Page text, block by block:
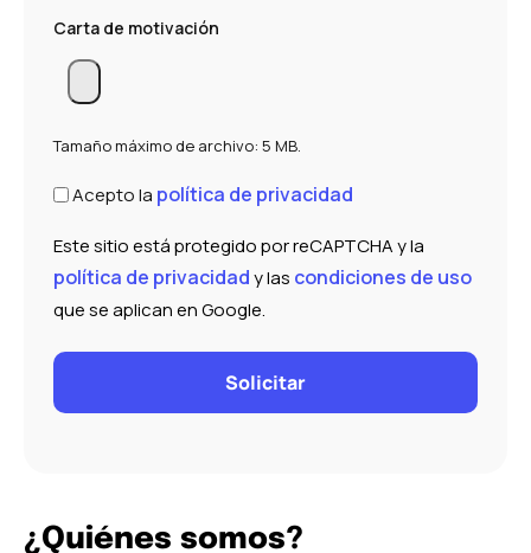
¿Quiénes somos?
Carta de motivación
Tamaño máximo de archivo: 5 MB.
Política
privacidad
(Obligatorio)
Acepto la política de privacidad
Este sitio está protegido por reCAPTCHA y la
política de privacidady las condiciones de uso
que se aplican en Google.